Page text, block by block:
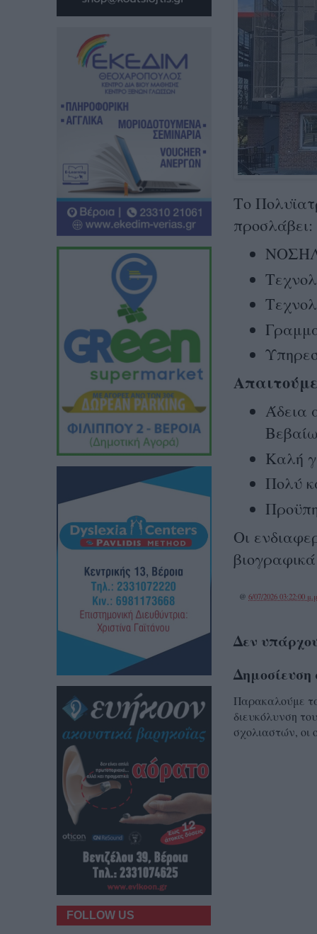
Το
προσλάβει:
Άδεια
Καλή
Πολύ
Οι
@ 6/07/2026 03:22:00
Δεν
Δημοσίευση
Παρακαλούμε
διευκόλυνση
σχολιαστών, οι
FOLLOW US